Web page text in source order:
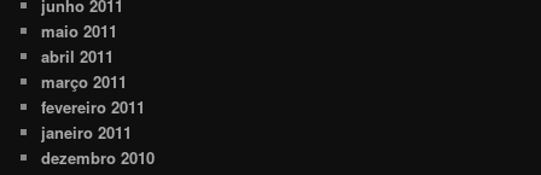
junho 2011
maio 2011
abril 2011
março 2011
fevereiro 2011
janeiro 2011
dezembro 2010